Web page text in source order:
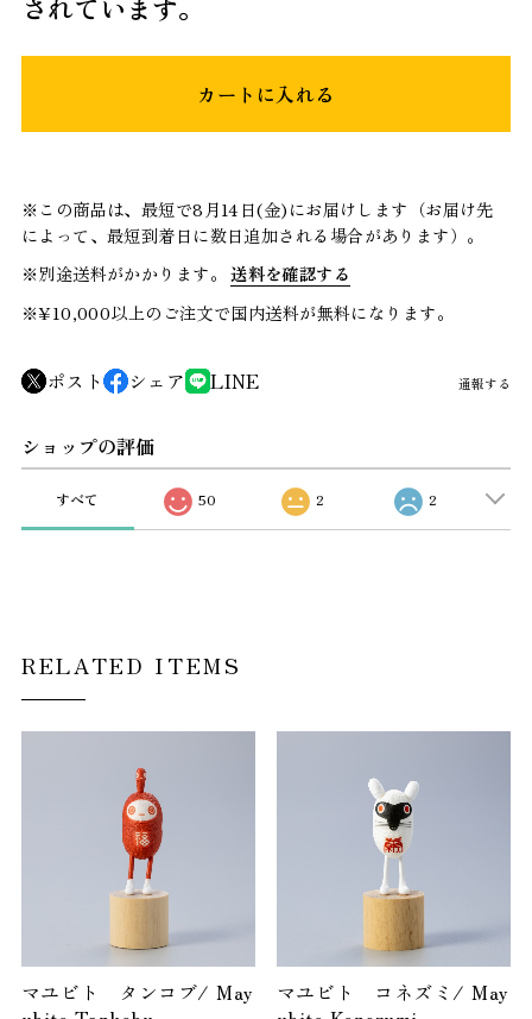
されています。
カートに入れる
※この商品は、最短で8月14日(金)にお届けします（お届け先
によって、最短到着日に数日追加される場合があります）。
※別途送料がかかります。 送料を確認する
※¥10,000以上のご注文で国内送料が無料になります。
ポスト シェア LINE 通報する
ショップの評価
すべて 50 2 2
RELATED ITEMS
マユビト タンコブ/ May
マユビト コネズミ/ May